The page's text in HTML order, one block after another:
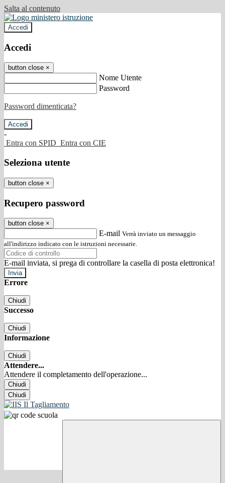
Salta al contenuto
Accedi
Accedi
button close ×
Nome Utente
Password
Password dimenticata?
-
Entra con SPID Entra con CIE
Seleziona utente
button close ×
Recupero password
button close ×
E-mail Verrà inviato un messaggio
all'indirizzo indicato con le istruzioni necessarie.
E-mail inviata, si prega di controllare la casella di posta elettronica!
Errore
Chiudi
Successo
Chiudi
Informazione
Chiudi
Attendere...
Attendere il completamento dell'operazione...
Chiudi
Chiudi